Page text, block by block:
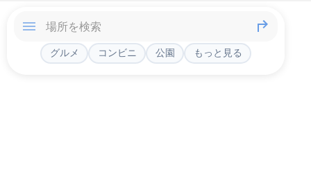
グルメ コンビニ 公園 もっと見る